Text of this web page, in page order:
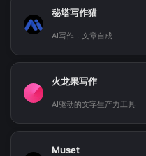
秘塔写作猫
AI写作，文章自成
火龙果写作
AI驱动的文字生产力工具
Muset